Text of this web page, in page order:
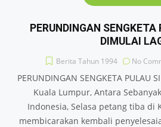
PERUNDINGAN SENGKETA
DIMULAI
Berita Tahun 1994 No
PERUNDINGAN SENGKETA PULAU
Kuala Lumpur, Antara
Indonesia, Selasa petang tiba di
membicarakan kembali